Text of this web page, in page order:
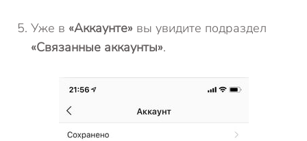
Уже в «Аккаунте» вы увидите подраздел
«Связанные аккаунты».